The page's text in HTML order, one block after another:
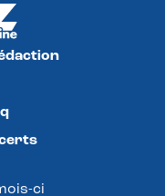
ci